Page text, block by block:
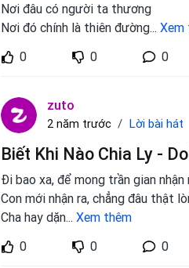
Nơi đâu có người ta thương
Nơi đó chính là thiên đường... Xem
0
0 0
zuto
2 năm trước Lời bài hát
Biết Khi Nào Chia Ly -
Đi bao xa, để mong trần gian nhận
Con mới nhận ra, chẳng đâu thật
Cha hay dặn... Xem thêm
0
0 0